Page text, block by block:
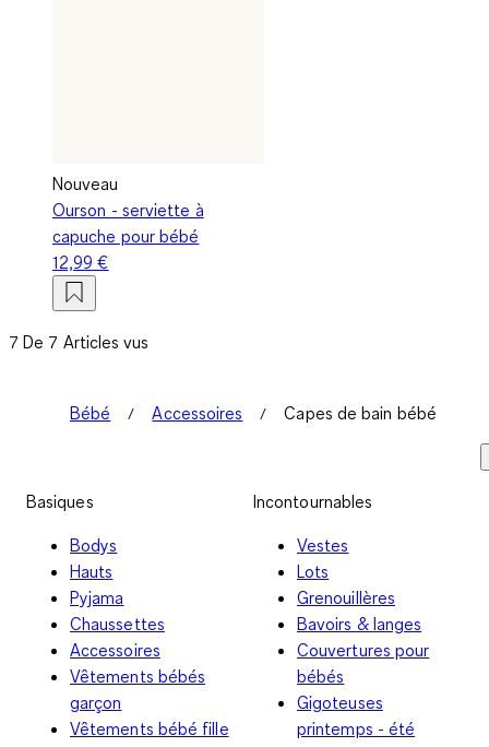
Nouveau
Ourson - serviette à
capuche pour bébé
12,99 €
7 De 7 Articles vus
Bébé Accessoires Capes de bain bébé
Basiques
Bodys
Hauts
Pyjama
Chaussettes
Accessoires
Vêtements bébés
garçon
Vêtements bébé fille
Incontournables
Vestes
Lots
Grenouillères
Bavoirs & langes
Couvertures pour
bébés
Gigoteuses
printemps - été